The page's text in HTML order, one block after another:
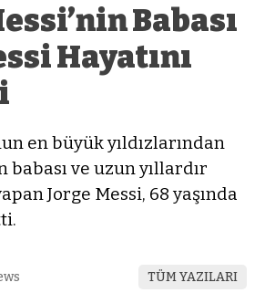
Babası
Hayatını
en büyük yıldızlarından
babası ve uzun yıllardır
Jorge Messi, 68 yaşında
TÜM YAZILARI